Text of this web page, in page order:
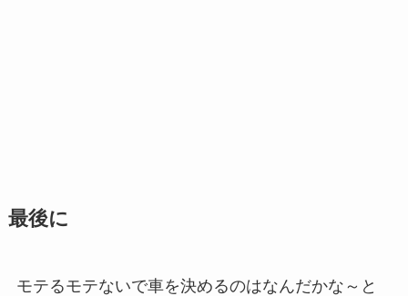
最後に
モテるモテないで車を決めるのはなんだかな～と